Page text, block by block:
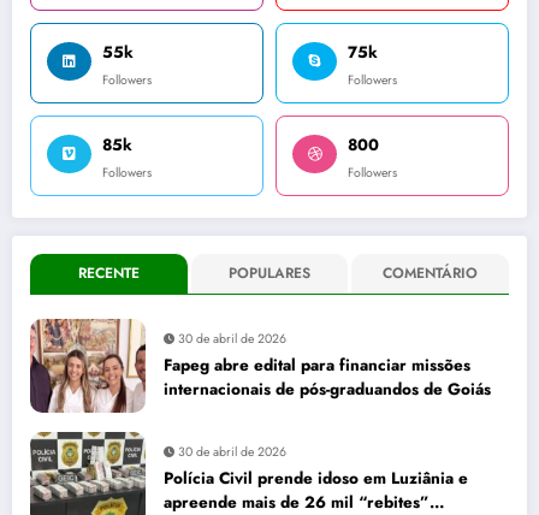
55k
Followers
75k
Followers
85k
Followers
800
Followers
RECENTE POPULARES COMENTÁRIO
30 de abril de 2026
Fapeg abre edital para financiar missões
internacionais de pós-graduandos de Goiás
30 de abril de 2026
Polícia Civil prende idoso em Luziânia e
apreende mais de 26 mil “rebites”